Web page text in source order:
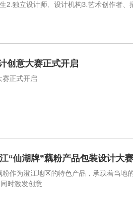
2.独立设计师、设计机构3.艺术创作者
创意大赛正式开启
赛正式开启
“仙湖牌”藕粉产品包装设计大赛
作为澄江地区的特色产品，承载着当地
时激发创意